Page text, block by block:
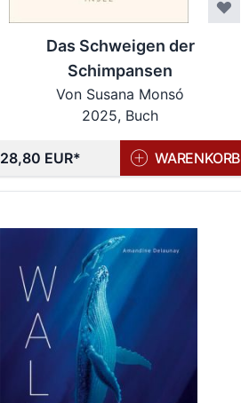
Das Schweigen der
Schimpansen
Von Susana Monsó
2025, Buch
28,80 EUR WARENKORB